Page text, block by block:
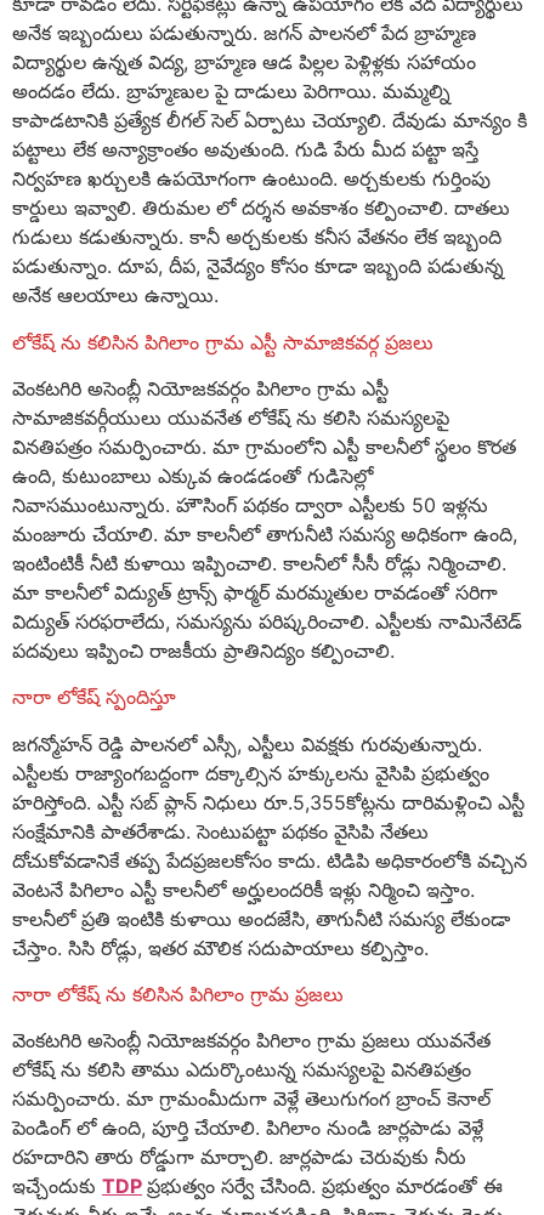
అనేక ఇబ్బందులు పడుతున్నారు. జగన్ పాలనలో పేద బ్రాహ్మణ
విద్యార్థుల ఉన్నత విద్య, బ్రాహ్మణ ఆడ పిల్లల పెళ్లిళ్లకు సహాయం
అందడం లేదు. బ్రాహ్మణుల పై దాడులు పెరిగాయి. మమ్మల్ని
కాపాడటానికి ప్రత్యేక లీగల్ సెల్ ఏర్పాటు చెయ్యాలి. దేవుడు మాన్యం కి
పట్టాలు లేక అన్యాక్రాంతం అవుతుంది. గుడి పేరు మీద పట్టా ఇస్తే
నిర్వహణ ఖర్చులకి ఉపయోగంగా ఉంటుంది. అర్చకులకు గుర్తింపు
కార్డులు ఇవ్వాలి. తిరుమల లో దర్శన అవకాశం కల్పించాలి. దాతలు
గుడులు కడుతున్నారు. కానీ అర్చకులకు కనీస వేతనం లేక ఇబ్బంది
పడుతున్నాం. దూప, దీప, నైవేద్యం కోసం కూడా ఇబ్బంది పడుతున్న
అనేక ఆలయాలు ఉన్నాయి.
లోకేష్ ను కలిసిన పిగిలాం గ్రామ ఎస్టీ సామాజికవర్గ ప్రజలు
వెంకటగిరి అసెంబ్లీ నియోజకవర్గం పిగిలాం గ్రామ ఎస్టీ
సామాజికవర్గీయులు యువనేత లోకేష్ ను కలిసి సమస్యలపై
వినతిపత్రం సమర్పించారు. మా గ్రామంలోని ఎస్టీ కాలనీలో స్థలం కొరత
ఉంది, కుటుంబాలు ఎక్కువ ఉండడంతో గుడిసెల్లో
నివాసముంటున్నారు. హౌసింగ్ పథకం ద్వారా ఎస్టీలకు 50 ఇళ్లను
మంజూరు చేయాలి. మా కాలనీలో తాగునీటి సమస్య అధికంగా ఉంది,
ఇంటింటికీ నీటి కుళాయి ఇప్పించాలి. కాలనీలో సీసీ రోడ్లు నిర్మించాలి.
మా కాలనీలో విద్యుత్ ట్రాన్స్ ఫార్మర్ మరమ్మతుల రావడంతో సరిగా
విద్యుత్ సరఫరాలేదు, సమస్యను పరిష్కరించాలి. ఎస్టీలకు నామినేటెడ్
పదవులు ఇప్పించి రాజకీయ ప్రాతినిద్యం కల్పించాలి.
నారా లోకేష్ స్పందిస్తూ
జగన్మోహన్ రెడ్డి పాలనలో ఎస్సీ, ఎస్టీలు వివక్షకు గురవుతున్నారు.
ఎస్టీలకు రాజ్యాంగబద్దంగా దక్కాల్సిన హక్కులను వైసిపి ప్రభుత్వం
హరిస్తోంది. ఎస్టీ సబ్ ప్లాన్ నిధులు రూ.5,355కోట్లను దారిమళ్లించి ఎస్టీ
సంక్షేమానికి పాతరేశాడు. సెంటుపట్టా పథకం వైసిపి నేతలు
దోచుకోవడానికే తప్ప పేదప్రజలకోసం కాదు. టిడిపి అధికారంలోకి వచ్చిన
వెంటనే పిగిలాం ఎస్టీ కాలనీలో అర్హులందరికీ ఇళ్లు నిర్మించి ఇస్తాం.
కాలనీలో ప్రతి ఇంటికి కుళాయి అందజేసి, తాగునీటి సమస్య లేకుండా
చేస్తాం. సిసి రోడ్లు, ఇతర మౌలిక సదుపాయాలు కల్పిస్తాం.
నారా లోకేష్ ను కలిసిన పిగిలాం గ్రామ ప్రజలు
వెంకటగిరి అసెంబ్లీ నియోజకవర్గం పిగిలాం గ్రామ ప్రజలు యువనేత
లోకేష్ ను కలిసి తాము ఎదుర్కొంటున్న సమస్యలపై వినతిపత్రం
సమర్పించారు. మా గ్రామంమీదుగా వెళ్లే తెలుగుగంగ బ్రాంచ్ కెనాల్
పెండింగ్ లో ఉంది, పూర్తి చేయాలి. పిగిలాం నుండి జార్లపాడు వెళ్లే
రహదారిని తారు రోడ్డుగా మార్చాలి. జార్లపాడు చెరువుకు నీరు
ఇచ్చేందుకు TDP ప్రభుత్వం సర్వే చేసింది. ప్రభుత్వం మారడంతో ఈ